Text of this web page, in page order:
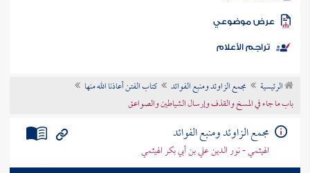
الكتب
موضوعي
تراجم الأعلام
الرئيسية مجمع الزاوئد ومنبع الفوائد
كتاب الفتن أعاذنا الله منها
باب ما جاء في المسخ والقذف وإرسال الشياطين والصواعق
مجمع الزاوئد ومنبع الفوائد
الهيثمي - نور الدين علي بن أبي بكر الهيثمي